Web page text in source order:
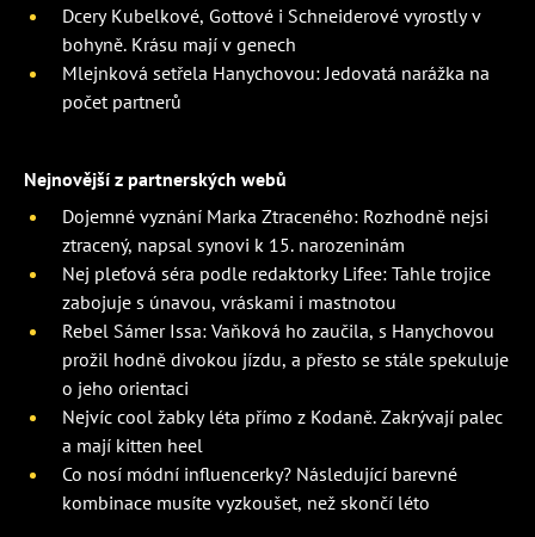
Dcery Kubelkové, Gottové i Schneiderové vyrostly v
bohyně. Krásu mají v genech
Mlejnková setřela Hanychovou: Jedovatá narážka na
počet partnerů
Nejnovější z partnerských webů
Dojemné vyznání Marka Ztraceného: Rozhodně nejsi
ztracený, napsal synovi k 15. narozeninám
Nej pleťová séra podle redaktorky Lifee: Tahle trojice
zabojuje s únavou, vráskami i mastnotou
Rebel Sámer Issa: Vaňková ho zaučila, s Hanychovou
prožil hodně divokou jízdu, a přesto se stále spekuluje
o jeho orientaci
Nejvíc cool žabky léta přímo z Kodaně. Zakrývají palec
a mají kitten heel
Co nosí módní influencerky? Následující barevné
kombinace musíte vyzkoušet, než skončí léto